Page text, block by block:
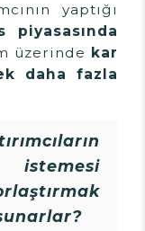
yaptığı
üzerinde kar
daha fazla